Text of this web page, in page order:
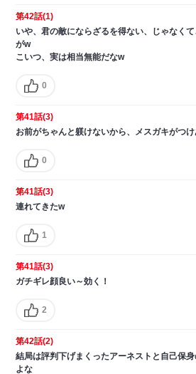
第42話(1)
いや、君の敵にならざるを得ない、じゃなく
がw
こいつ、実は相当無能だなw
0
第41話(3)
お前がちゃんと躾けないから、メスガキがつけ
0
第41話(3)
連れてきたw
1
第41話(3)
ガチギレ顔良い～効く！
2
第42話(2)
結局は評判下げまくったアーネストと自己保
よな